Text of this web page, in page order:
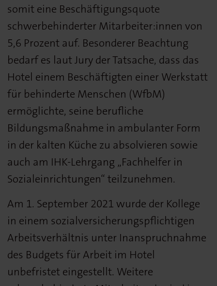
somit eine Beschäftigungsquote
schwerbehinderter Mitarbeiter:innen von
5,6 Prozent auf. Besonderer Beachtung
bedarf es laut Jury der Tatsache, dass das
Hotel einem Beschäftigten einer Werkstatt
für behinderte Menschen (WfbM)
ermöglichte, seine berufliche
Bildungsmaßnahme in ambulanter Form
in der kalten Küche zu absolvieren sowie
auch am IHK-Lehrgang „Fachhelfer in
Sozialeinrichtungen“ teilzunehmen.
Am 1. September 2021 wurde der Kollege
in einem sozialversicherungspflichtigen
Arbeitsverhältnis unter Inanspruchnahme
des Budgets für Arbeit im Hotel
unbefristet eingestellt. Weitere